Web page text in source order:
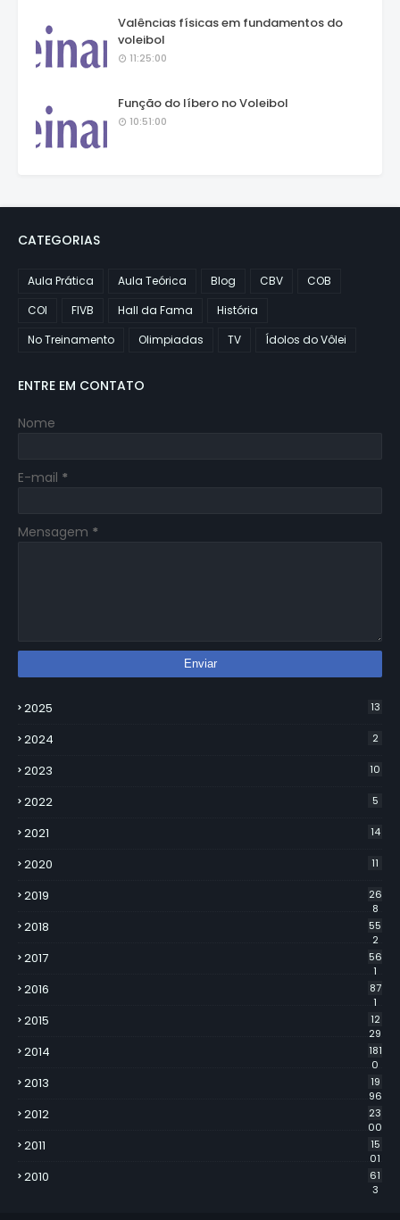
Valências físicas em fundamentos do
voleibol
11:25:00
Função do líbero no Voleibol
10:51:00
CATEGORIAS
Aula Prática Aula Teórica Blog CBV
COB
COI
FIVB Hall da Fama
História
No Treinamento
Olimpiadas TV Ídolos do Vôlei
ENTRE EM CONTATO
Nome
E-mail *
Mensagem *
2025 13
2024 2
2023 10
2022 5
2021 14
2020 11
2019
26
8
2018
55
2
2017
56
1
2016
87
1
2015
12
29
2014
181
0
2013
19
96
2012
23
00
2011
15
01
2010
61
3